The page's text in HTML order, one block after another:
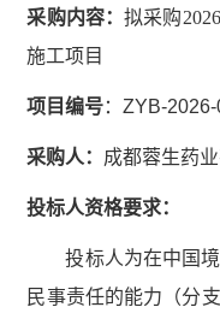
采购内容：拟采购
施工项目
项目编号：ZYB-
采购人： 成都蓉生药
投标人资格要求：
投标人为在中国
民事责任的能力（分